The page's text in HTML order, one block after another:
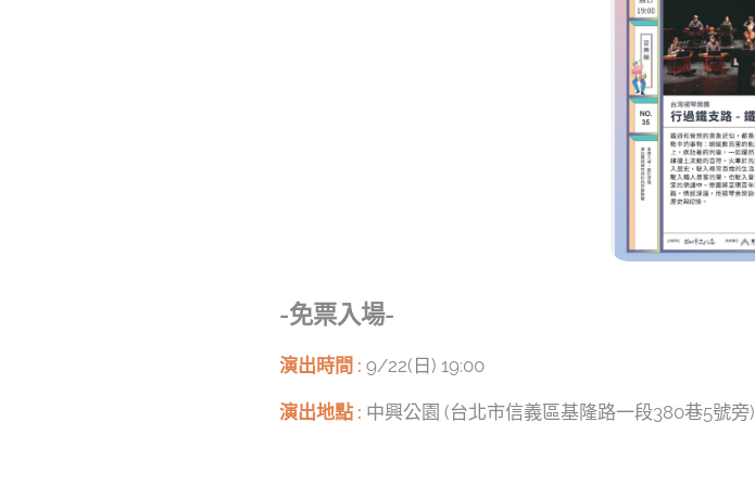
-免票入場-
演出時間 : 9/22(日) 19:00
演出地點 : 中興公園 (台北市信義區基隆路一段380巷5號旁)